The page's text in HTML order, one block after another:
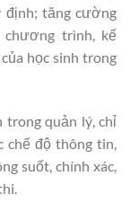
định; tăng cường
trình, kế
học sinh trong
trong quản lý, chỉ
chế độ thông tin,
suốt, chính xác,